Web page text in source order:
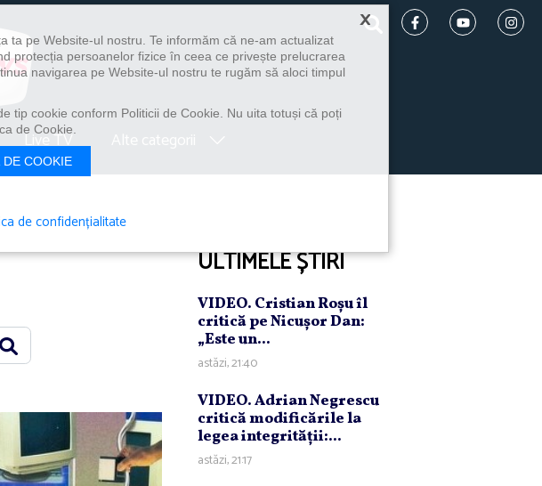
Live TV
ULTIMELE ȘTIRI
VIDEO. Cristian Roşu îl
critică pe Nicuşor Dan:
„Este un...
astăzi, 21:40
VIDEO. Adrian Negrescu
critică modificările la
legea integrităţii:...
astăzi, 21:17
×
ta pe Website-ul nostru. Te informăm că ne-am actualizat
protecția persoanelor fizice în ceea ce privește prelucrarea
navigarea pe Website-ul nostru te rugăm să aloci timpul
tip cookie conform Politicii de Cookie. Nu uita totuși că poți
de Cookie.
COOKIE
de confidențialitate